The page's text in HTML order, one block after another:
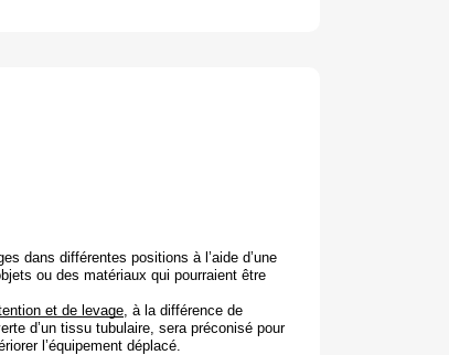
dans différentes positions à l’aide d’une
ou des matériaux qui pourraient être
et de levage , à la différence de
d’un tissu tubulaire, sera préconisé pour
l’équipement déplacé.